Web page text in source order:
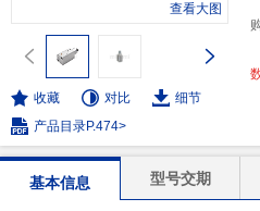
查看大图
收藏 对比
细节
产品目录P.474>
基本信息 型号交期